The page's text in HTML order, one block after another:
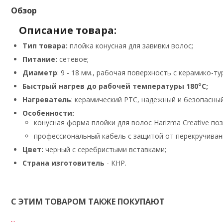
Обзор
Описание товара:
Тип товара: плойка конусная для завивки волос;
Питание: сетевое;
Диаметр: 9 - 18 мм., рабочая поверхность с керамико-
Быстрый нагрев до рабочей температуры 180°С;
Нагреватель: керамический РТС, надежный и
Особенности:
конусная форма плойки для волос Harizma Creative
профессиональный кабель с защитой от
Цвет: черный с серебристыми вставками;
Страна изготовитель - КНР.
С ЭТИМ ТОВАРОМ ТАКЖЕ ПОКУПАЮТ